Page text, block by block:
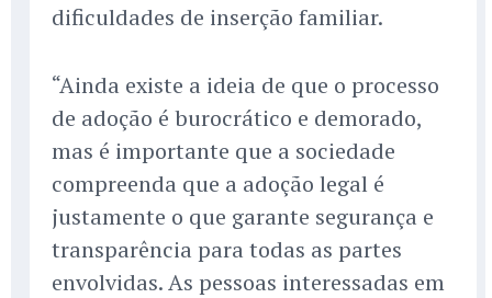
dificuldades de inserção familiar.
“Ainda existe a ideia de que o processo
de adoção é burocrático e demorado,
mas é importante que a sociedade
compreenda que a adoção legal é
justamente o que garante segurança e
transparência para todas as partes
envolvidas. As pessoas interessadas em